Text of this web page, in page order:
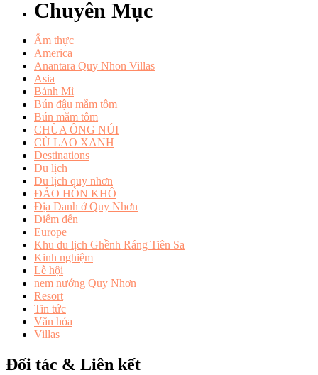
Chuyên Mục
Ẩm thực
America
Anantara Quy Nhon Villas
Asia
Bánh Mì
Bún đậu mắm tôm
Bún mắm tôm
CHÙA ÔNG NÚI
CÙ LAO XANH
Destinations
Du lịch
Du lịch quy nhơn
ĐẢO HÒN KHÔ
Địa Danh ở Quy Nhơn
Điểm đến
Europe
Khu du lịch Ghềnh Ráng Tiên Sa
Kinh nghiệm
Lễ hội
nem nướng Quy Nhơn
Resort
Tin tức
Văn hóa
Villas
Đối tác & Liên kết